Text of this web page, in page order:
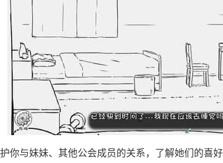
你与妹妹、其他公会成员的关系，了解她们的喜